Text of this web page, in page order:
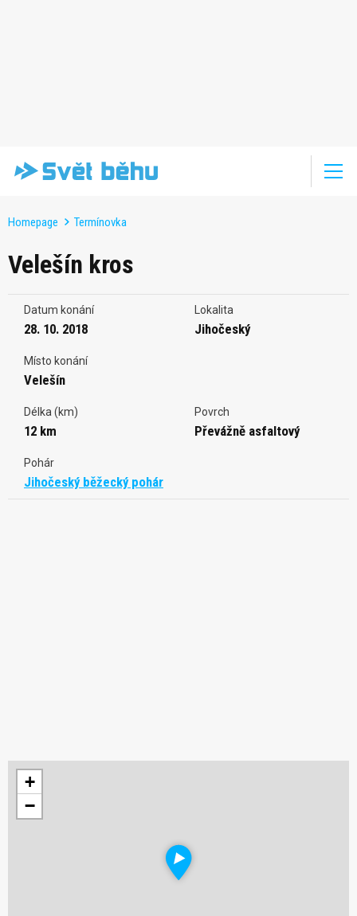
Homepage Termínovka
Velešín kros
Datum konání
28. 10. 2018
Lokalita
Jihočeský
Místo konání
Velešín
Délka (km)
12 km
Povrch
Převážně asfaltový
Pohár
Jihočeský běžecký pohár
+
−